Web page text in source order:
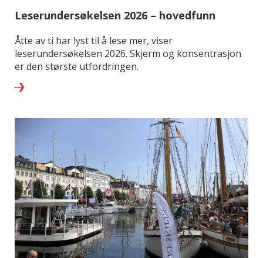
Leserundersøkelsen 2026 – hovedfunn
Åtte av ti har lyst til å lese mer, viser
leserundersøkelsen 2026. Skjerm og konsentrasjon
er den største utfordringen.